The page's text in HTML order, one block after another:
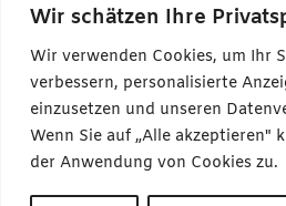
Wir schätzen Ihre
Wir verwenden Cookies, um Ihr
verbessern, personalisierte
einzusetzen und unseren
Wenn Sie auf „Alle akzeptieren"
der Anwendung von Cookies zu.
a
r
m
a
k
e
s
m
e
i